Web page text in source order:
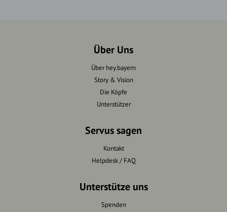
Über Uns
Über hey.bayern
Story & Vision
Die Köpfe
Unterstützer
Servus sagen
Kontakt
Helpdesk / FAQ
Unterstütze uns
Spenden